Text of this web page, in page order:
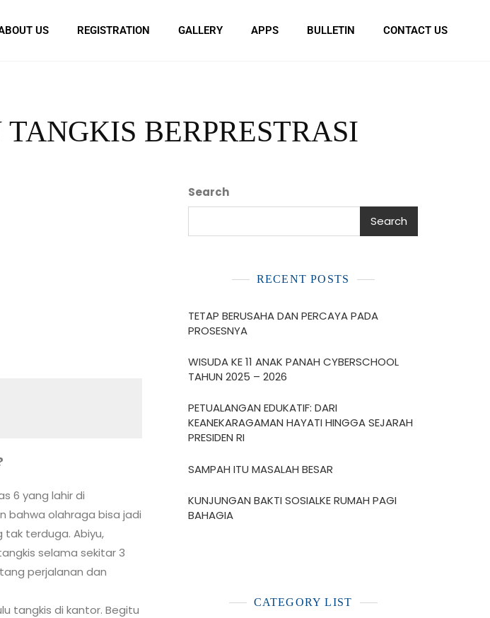
US REGISTRATION GALLERY APPS BULLETIN CONTACT US
BERPRESTRASI
6 yang lahir di
bahwa olahraga bisa jadi
terduga. Abiyu,
selama sekitar 3
perjalanan dan
tangkis di kantor. Begitu
Search
Search
RECENT POSTS
TETAP BERUSAHA DAN PERCAYA PADA
PROSESNYA
WISUDA KE 11 ANAK PANAH CYBERSCHOOL
TAHUN 2025 – 2026
PETUALANGAN EDUKATIF: DARI
KEANEKARAGAMAN HAYATI HINGGA SEJARAH
PRESIDEN RI
SAMPAH ITU MASALAH BESAR
KUNJUNGAN BAKTI SOSIALKE RUMAH PAGI
BAHAGIA
CATEGORY LIST